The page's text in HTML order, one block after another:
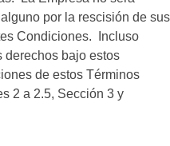
por la rescisión de sus
Condiciones. Incluso
derechos bajo estos
de estos Términos
2 a 2.5, Sección 3 y